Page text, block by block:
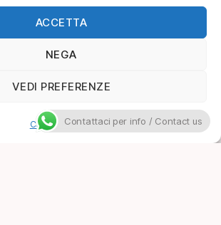
ACCETTA
NEGA
VEDI PREFERENZE
Cookie PolicyContattaci per info / Contact us